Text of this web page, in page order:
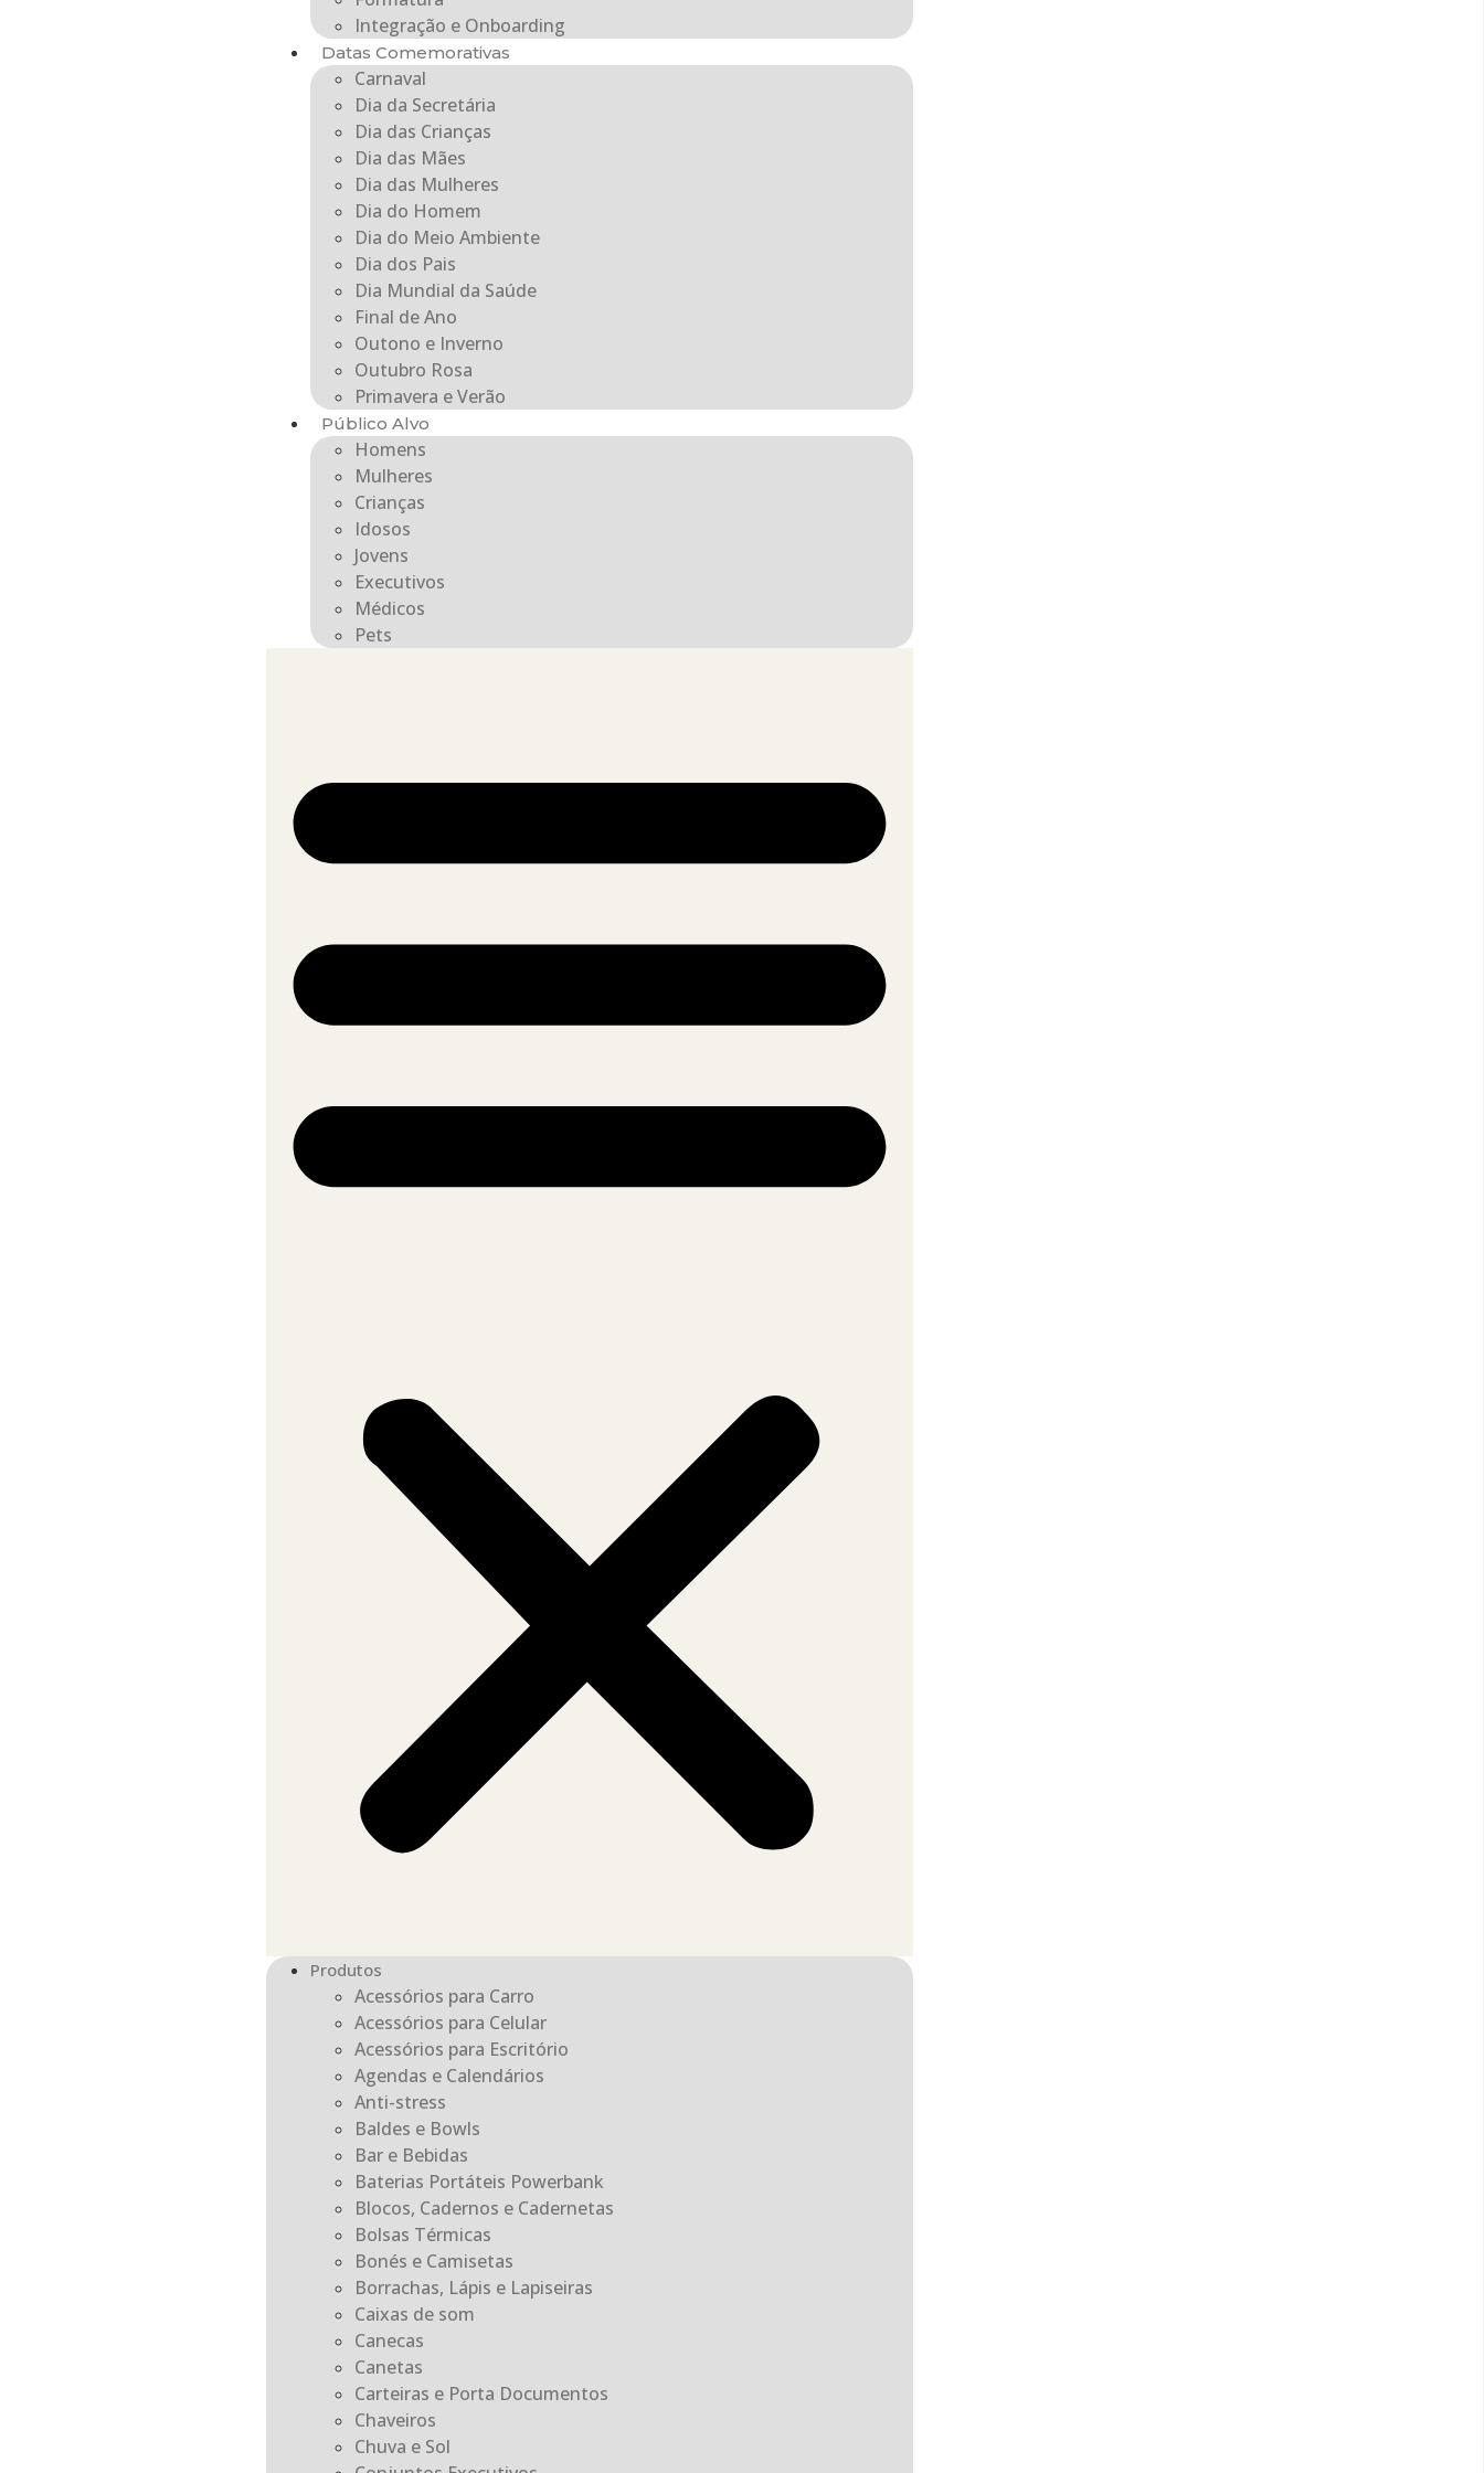
Integração e Onboarding
Datas Comemorativas
Carnaval
Dia da Secretária
Dia das Crianças
Dia das Mães
Dia das Mulheres
Dia do Homem
Dia do Meio Ambiente
Dia dos Pais
Dia Mundial da Saúde
Final de Ano
Outono e Inverno
Outubro Rosa
Primavera e Verão
Público Alvo
Homens
Mulheres
Crianças
Idosos
Jovens
Executivos
Médicos
Pets
Produtos
Acessórios para Carro
Acessórios para Celular
Acessórios para Escritório
Agendas e Calendários
Anti-stress
Baldes e Bowls
Bar e Bebidas
Baterias Portáteis Powerbank
Blocos, Cadernos e Cadernetas
Bolsas Térmicas
Bonés e Camisetas
Borrachas, Lápis e Lapiseiras
Caixas de som
Canecas
Canetas
Carteiras e Porta Documentos
Chaveiros
Chuva e Sol